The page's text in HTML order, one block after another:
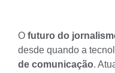
O futuro do
desde quando a
de comunicação.